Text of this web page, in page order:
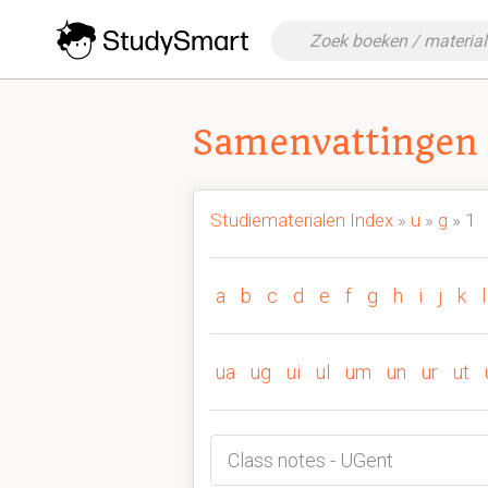
Studiematerialen Index » u » g » 1
a b c d e f g h i j k
ua ug ui ul um un ur ut
Class notes - UGent